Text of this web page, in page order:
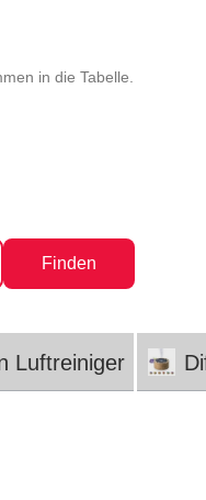
in die Tabelle.
Finden
Luftreiniger